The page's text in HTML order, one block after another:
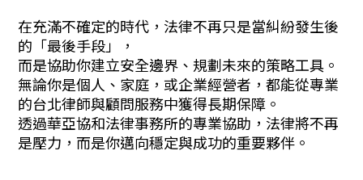
在充滿不確定的時代，法律不再只是當糾紛發生後
的「最後手段」，
而是協助你建立安全邊界、規劃未來的策略工具。
無論你是個人、家庭，或企業經營者，都能從專業
的台北律師與顧問服務中獲得長期保障。
透過華亞協和法律事務所的專業協助，法律將不再
是壓力，而是你邁向穩定與成功的重要夥伴。